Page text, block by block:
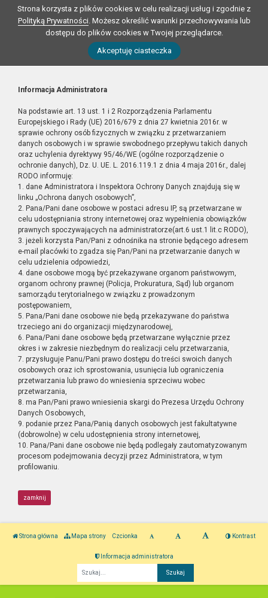
Strona korzysta z plików cookies w celu realizacji usług i zgodnie z
Polityką Prywatności. Możesz określić warunki przechowywania lub
dostępu do plików cookies w Twojej przeglądarce.
Akceptuję ciasteczka
Informacja Administratora
Na podstawie art. 13 ust. 1 i 2 Rozporządzenia Parlamentu
Europejskiego i Rady (UE) 2016/679 z dnia 27 kwietnia 2016r. w
sprawie ochrony osób fizycznych w związku z przetwarzaniem
danych osobowych i w sprawie swobodnego przepływu takich danych
oraz uchylenia dyrektywy 95/46/WE (ogólne rozporządzenie o
ochronie danych), Dz. U. UE. L. 2016.119.1 z dnia 4 maja 2016r., dalej
RODO informuję:
1. dane Administratora i Inspektora Ochrony Danych znajdują się w
linku „Ochrona danych osobowych”,
2. Pana/Pani dane osobowe w postaci adresu IP, są przetwarzane w
celu udostępniania strony internetowej oraz wypełnienia obowiązków
prawnych spoczywających na administratorze(art.6 ust.1 lit.c RODO),
3. jeżeli korzysta Pan/Pani z odnośnika na stronie będącego adresem
e-mail placówki to zgadza się Pan/Pani na przetwarzanie danych w
celu udzielenia odpowiedzi,
4. dane osobowe mogą być przekazywane organom państwowym,
organom ochrony prawnej (Policja, Prokuratura, Sąd) lub organom
samorządu terytorialnego w związku z prowadzonym
postępowaniem,
5. Pana/Pani dane osobowe nie będą przekazywane do państwa
trzeciego ani do organizacji międzynarodowej,
6. Pana/Pani dane osobowe będą przetwarzane wyłącznie przez
okres i w zakresie niezbędnym do realizacji celu przetwarzania,
7. przysługuje Panu/Pani prawo dostępu do treści swoich danych
osobowych oraz ich sprostowania, usunięcia lub ograniczenia
przetwarzania lub prawo do wniesienia sprzeciwu wobec
przetwarzania,
8. ma Pan/Pani prawo wniesienia skargi do Prezesa Urzędu Ochrony
Danych Osobowych,
9. podanie przez Pana/Panią danych osobowych jest fakultatywne
(dobrowolne) w celu udostępnienia strony internetowej,
10. Pana/Pani dane osobowe nie będą podlegały zautomatyzowanym
procesom podejmowania decyzji przez Administratora, w tym
profilowaniu.
zamknij
Strona główna Mapa strony Czcionka Kontrast
Informacja administratora